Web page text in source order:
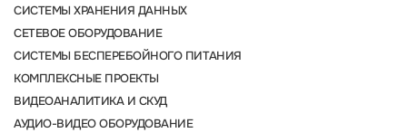
СИСТЕМЫ ХРАНЕНИЯ ДАННЫХ
СЕТЕВОЕ ОБОРУДОВАНИЕ
СИСТЕМЫ БЕСПЕРЕБОЙНОГО ПИТАНИЯ
КОМПЛЕКСНЫЕ ПРОЕКТЫ
ВИДЕОАНАЛИТИКА И СКУД
АУДИО-ВИДЕО ОБОРУДОВАНИЕ